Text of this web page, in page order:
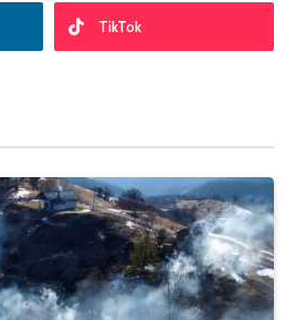
TikTok